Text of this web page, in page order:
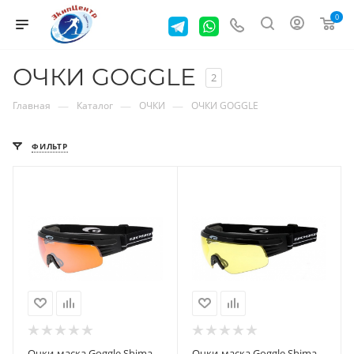
0
ОЧКИ GOGGLE 2
Главная — Каталог — ОЧКИ — ОЧКИ GOGGLE
ФИЛЬТР